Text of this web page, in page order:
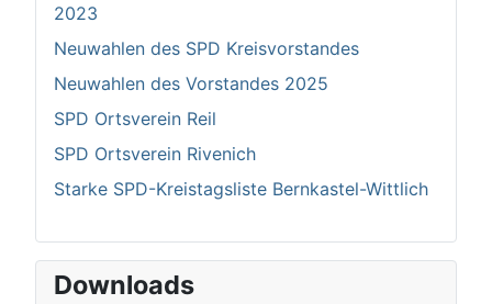
2023
Neuwahlen des SPD Kreisvorstandes
Neuwahlen des Vorstandes 2025
SPD Ortsverein Reil
SPD Ortsverein Rivenich
Starke SPD-Kreistagsliste Bernkastel-Wittlich
Downloads